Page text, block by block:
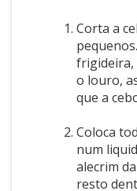
Corta a
frigideira,
o louro,
que a
Coloca
num
alecrim
resto